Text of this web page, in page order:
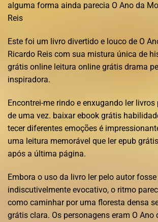
alguma forma ainda parecia O Ano da
Reis
Este foi um livro divertido e louco de O
Ricardo Reis com sua mistura única de
grátis online leitura online grátis drama
inspiradora.
Encontrei-me rindo e enxugando ler
de uma vez. baixar ebook grátis
tecer diferentes emoções é
uma leitura memorável que ler epub
após a última página.
Embora o uso da livro ler pelo autor fosse
indiscutivelmente evocativo, o ritmo
como caminhar por uma floresta densa
grátis clara. Os personagens eram O Ano